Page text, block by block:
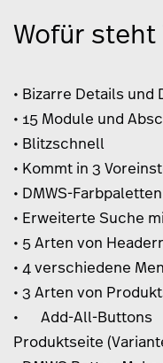
Wofür
• Bizarre Details und
• 15 Module und
• Blitzschnell
• Kommt in 3
• DMWS-
• Erweiterte Suche
• 5 Arten von
• 4 verschiedene
• 3 Arten von
• Add-All-
Produktseite